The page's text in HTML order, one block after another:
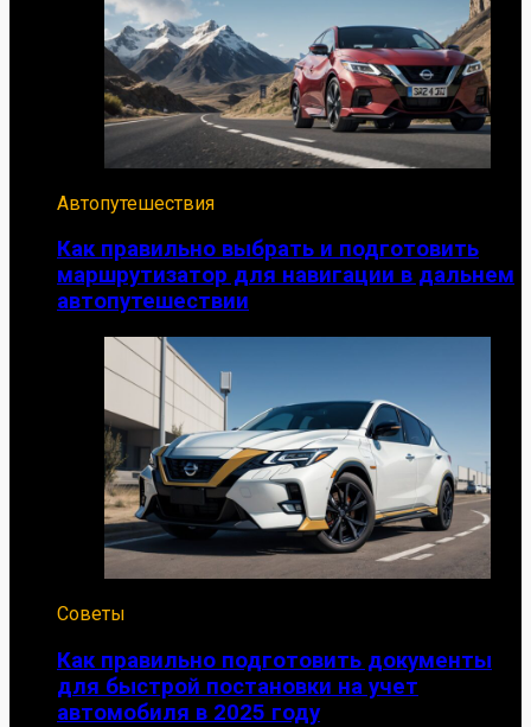
Автопутешествия
Как правильно выбрать и подготовить
маршрутизатор для навигации в дальнем
автопутешествии
Советы
Как правильно подготовить документы
для быстрой постановки на учет
автомобиля в 2025 году